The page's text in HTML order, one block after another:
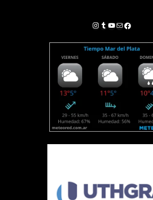
Instagram
Tumblr
YouTube
Correo